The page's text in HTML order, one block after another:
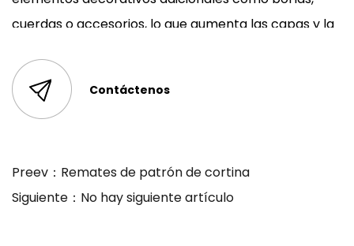
cuerdas o accesorios, lo que aumenta las capas y la
utilizar para evitar que la cortina se deslice de la
barra.
Contáctenos
Preev： Remates de patrón de cortina
Siguiente： No hay siguiente artículo